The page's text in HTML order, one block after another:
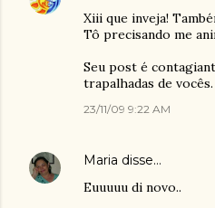
Xiii que inveja!
Tô precisando me
Seu post é
trapalhadas de vocês.
23/11/09 9:22 AM
Maria disse…
Euuuuu di novo..